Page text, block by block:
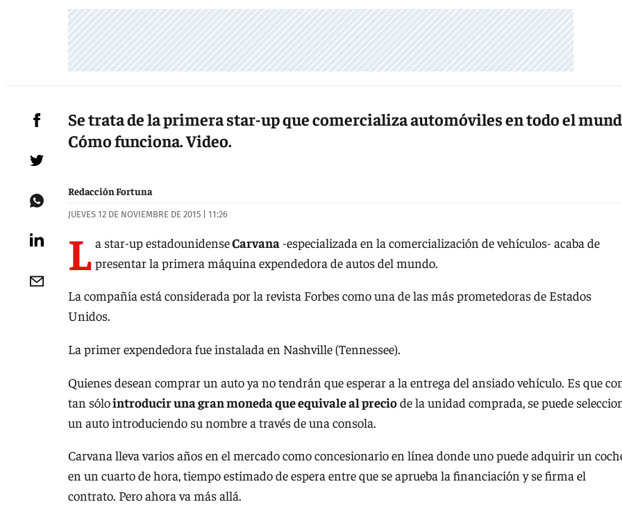
Se trata de la primera star-up que comercializa automóviles en todo el
Cómo funciona. Video.
Redacción Fortuna
JUEVES 12 DE NOVIEMBRE DE 2015 | 11:26
L a star-up estadounidenseCarvana-especializada en la comercialización de vehículos- acaba de
presentar la primera máquina expendedora de autos del mundo.
La compañía está considerada por la revista Forbes como una de las más prometedoras de Estados
Unidos.
La primer expendedora fue instalada en Nashville (Tennessee).
Quienes desean comprar un auto ya no tendrán que esperar a la entrega del ansiado vehículo. Es que
tan sólointroducir una gran moneda que equivale al preciode la unidad comprada, se puede
un auto introduciendo su nombre a través de una consola.
Carvana lleva varios años en el mercado como concesionario en línea donde uno puede adquirir un
en un cuarto de hora, tiempo estimado de espera entre que se aprueba la financiación y se firma el
contrato. Pero ahora va más allá.